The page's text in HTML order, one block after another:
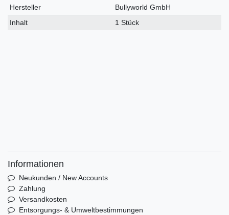
Hersteller
Bullyworld GmbH
Inhalt
1 Stück
Informationen
Neukunden / New Accounts
Zahlung
Versandkosten
Entsorgungs- & Umweltbestimmungen